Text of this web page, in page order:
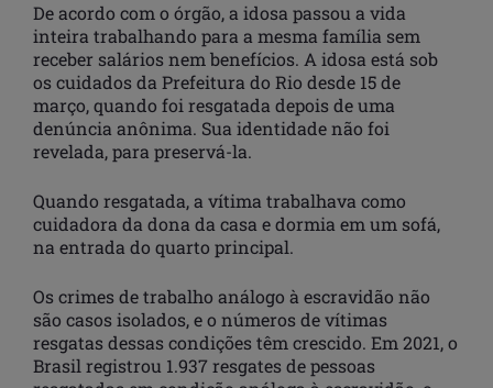
De acordo com o órgão, a idosa passou a vida
inteira trabalhando para a mesma família sem
receber salários nem benefícios. A idosa está sob
os cuidados da Prefeitura do Rio desde 15 de
março, quando foi resgatada depois de uma
denúncia anônima. Sua identidade não foi
revelada, para preservá-la.
Quando resgatada, a vítima trabalhava como
cuidadora da dona da casa e dormia em um sofá,
na entrada do quarto principal.
Os crimes de trabalho análogo à escravidão não
são casos isolados, e o números de vítimas
resgatas dessas condições têm crescido. Em 2021, o
Brasil registrou 1.937 resgates de pessoas